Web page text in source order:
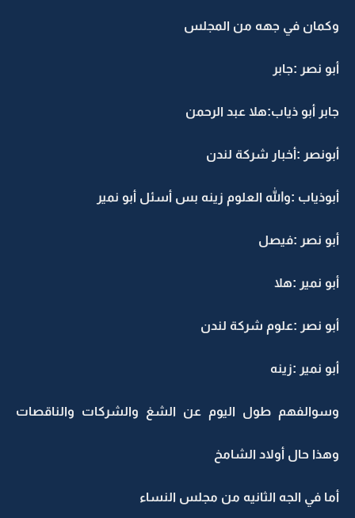
وكمان في جهه من المجلس
أبو نصر :جابر
جابر أبو ذياب:هلا عبد الرحمن
أبونصر :أخبار شركة لندن
أبوذياب :والله العلوم زينه بس أسئل أبو نمير
أبو نصر :فيصل
أبو نمير :هلا
أبو نصر :علوم شركة لندن
أبو نمير :زينه
وسوالفهم طول اليوم عن الشغ والشركات والناقصات
وهذا حال أولاد الشامخ
أما في الجه الثانيه من مجلس النساء